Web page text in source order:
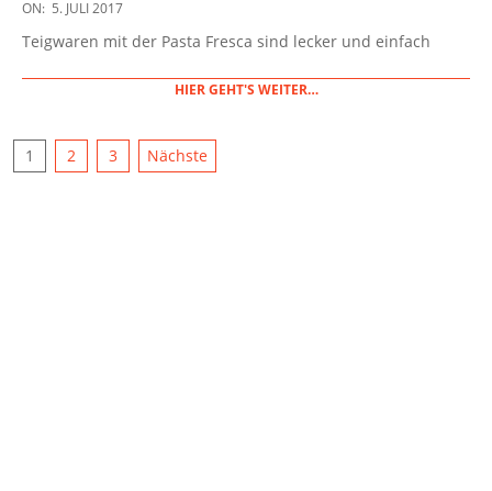
05
ON: 5. JULI 2017
Teigwaren mit der Pasta Fresca sind lecker und einfach
HIER GEHT'S WEITER…
SEITENNUMMERIERUNG
1 2 3 Nächste